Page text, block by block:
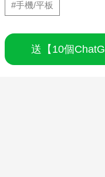
#手機/平板
送【10個